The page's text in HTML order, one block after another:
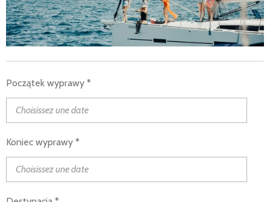
Początek wyprawy *
Koniec wyprawy *